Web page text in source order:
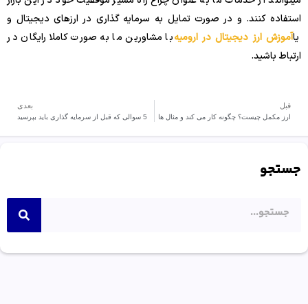
استفاده کنند. و در صورت تمایل به سرمایه گذاری در ارزهای دیجیتال و
یاآموزش ارز دیجیتال در ارومیهبا مشاورین ما به صورت کاملا رایگان در
ارتباط باشید.
قبل
ارز مکمل چیست؟ چگونه کار می کند و مثال ها
بعدی
5 سوالی که قبل از سرمایه گذاری باید بپرسید
جستجو